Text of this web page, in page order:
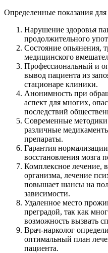
Определенные показания
Нарушение здоровья
продолжительного
Состояние опьянения,
медицинского
Профессиональный и
вывод пациента из
стационаре клиники.
Анонимность при
аспект для многих,
последствий
Современные методики
различные
препараты.
Гарантия
восстановления мозга
Комплексное лечение,
организма, лечение
повышает шансы на
зависимости.
Удаленное место
преградой, так как
возможность вызвать
Врач-нарколог
оптимальный план
пациента.